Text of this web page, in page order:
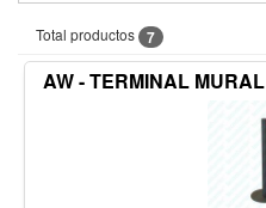
Total productos 7
AW - TERMINAL MURAL